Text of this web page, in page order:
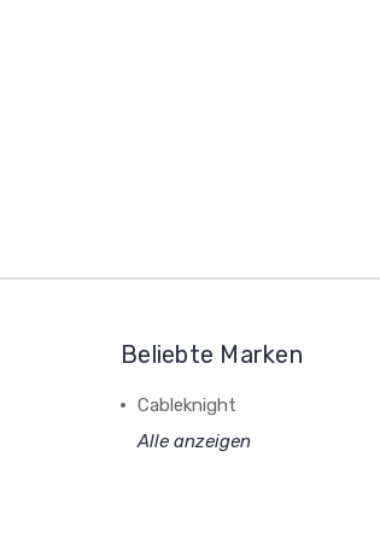
Beliebte Marken
Cableknight
Alle anzeigen